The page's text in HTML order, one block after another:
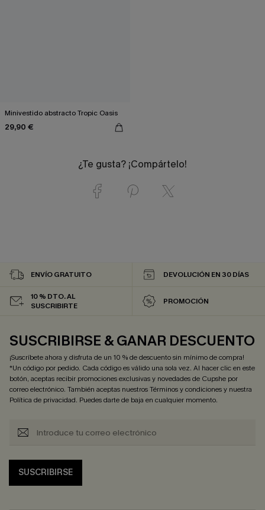
Minivestido abstracto Tropic Oasis
29,90 €
¿Te gusta? ¡Compártelo!
ENVÍO GRATUITO DEVOLUCIÓN EN 30 DÍAS
10 % DTO. AL
SUSCRIBIRTE
PROMOCIÓN
SUSCRIBIRSE & GANAR DESCUENTO
¡Suscríbete ahora y disfruta de un 10 % de descuento sin mínimo de compra!
*Un código por pedido. Cada código es válido una sola vez. Al hacer clic en este
botón, aceptas recibir promociones exclusivas y novedades de Cupshe por
correo electrónico. También aceptas nuestrosTérminos y condicionesy nuestra
Política de privacidad. Puedes darte de baja en cualquier momento.
SUSCRIBIRSE